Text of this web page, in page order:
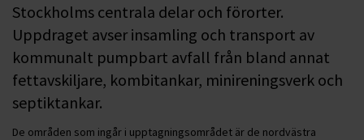
Stockholms centrala delar och förorter.
Uppdraget avser insamling och transport av
kommunalt pumpbart avfall från bland annat
fettavskiljare, kombitankar, minireningsverk och
septiktankar.
De områden som ingår i upptagningsområdet är de nordvästra